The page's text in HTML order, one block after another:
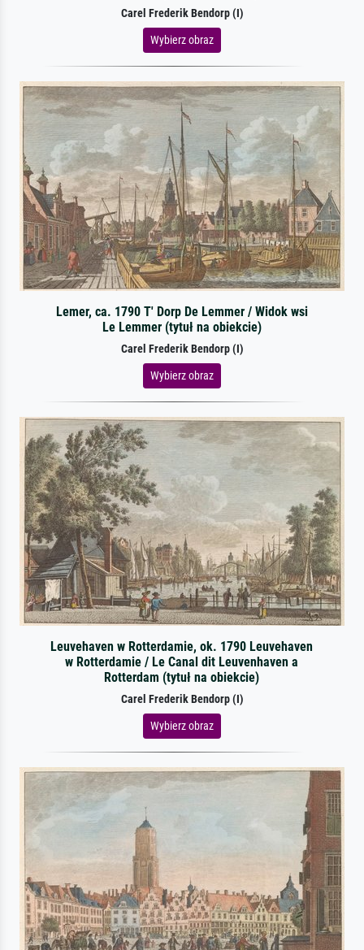
Carel Frederik Bendorp (I)
Wybierz obraz
Lemer, ca. 1790 T' Dorp De Lemmer / Widok wsi
Le Lemmer (tytuł na obiekcie)
Carel Frederik Bendorp (I)
Wybierz obraz
Leuvehaven w Rotterdamie, ok. 1790 Leuvehaven
w Rotterdamie / Le Canal dit Leuvenhaven a
Rotterdam (tytuł na obiekcie)
Carel Frederik Bendorp (I)
Wybierz obraz